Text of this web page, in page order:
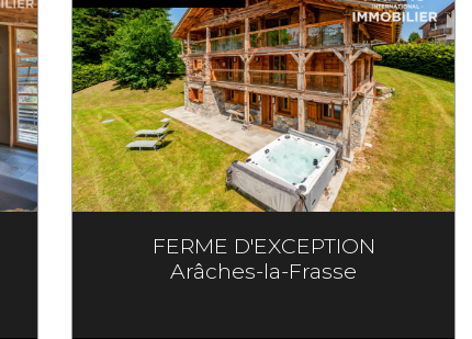
FERME D'EXCEPTION
Arâches-la-Frasse